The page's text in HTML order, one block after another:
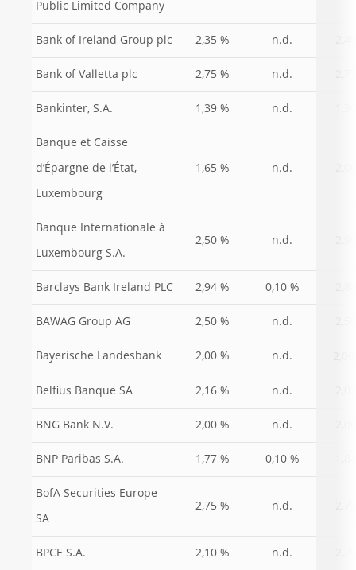
Public Limited Company
Bank of Ireland Group plc 2,35 % n.d.
Bank of Valletta plc 2,75 % n.d.
Bankinter, S.A. 1,39 % n.d.
Banque et Caisse
d’Épargne de l’État,
Luxembourg
1,65 % n.d.
Banque Internationale à
Luxembourg S.A.
2,50 % n.d.
Barclays Bank Ireland PLC 2,94 % 0,10 %
BAWAG Group AG 2,50 % n.d.
Bayerische Landesbank 2,00 % n.d.
Belfius Banque SA 2,16 % n.d.
BNG Bank N.V. 2,00 % n.d.
BNP Paribas S.A. 1,77 % 0,10 %
BofA Securities Europe
SA
2,75 % n.d.
BPCE S.A. 2,10 % n.d.